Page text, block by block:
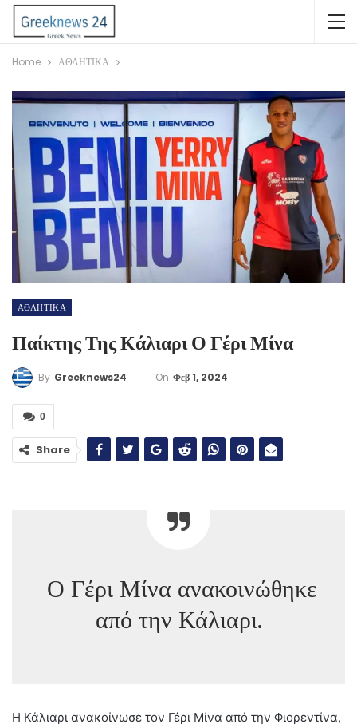
Home ΑΘΛΗΤΙΚΑ
ΑΘΛΗΤΙΚΑ
Παίκτης Της Κάλιαρι Ο Γέρι Μίνα
By Greeknews24 On Φεβ 1, 2024
0
Share
Ο Γέρι Μίνα ανακοινώθηκε
από την Κάλιαρι.
Η Κάλιαρι ανακοίνωσε τον Γέρι Μίνα από την Φιορεντίνα,